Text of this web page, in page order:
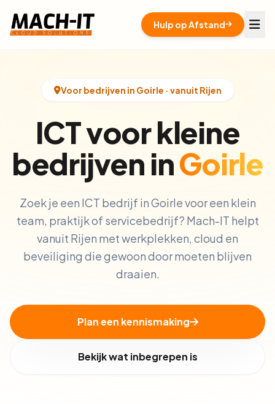
Hulp op Afstand
Voor bedrijven in Goirle · vanuit Rijen
ICT voor kleine
bedrijven inGoirle
Zoek je een ICT bedrijf in Goirle voor een klein
team, praktijk of servicebedrijf? Mach-IT helpt
vanuit Rijen met werkplekken, cloud en
beveiliging die gewoon door moeten blijven
draaien.
Plan een kennismaking
Bekijk wat inbegrepen is